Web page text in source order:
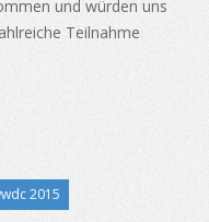
und würden uns
Teilnahme
2015